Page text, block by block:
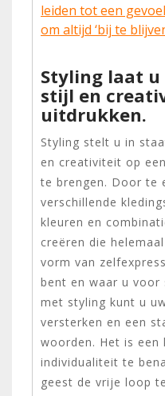
leiden tot een
om altijd ‘bij te
Styling laat
stijl en
uitdrukken.
Styling stelt u in
en creativiteit op
te brengen. Door te
verschillende
kleuren en
creëren die
vorm van
bent en waar u
met styling kunt u
versterken en een
woorden. Het is een
individualiteit te
geest de vrije loop